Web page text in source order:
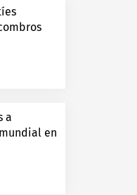
a
en